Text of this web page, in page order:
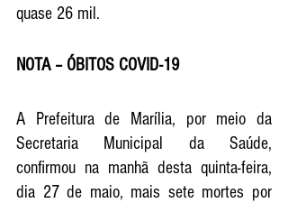
quase 26 mil.
NOTA – ÓBITOS COVID-19
A Prefeitura de Marília, por meio da
Secretaria Municipal da Saúde,
confirmou na manhã desta quinta-feira,
dia 27 de maio, mais sete mortes por